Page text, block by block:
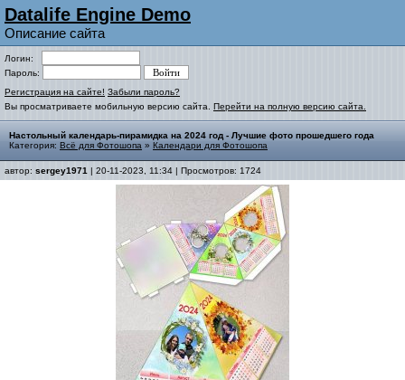
Datalife Engine Demo
Описание сайта
Логин:
Пароль:
Регистрация на сайте! Забыли пароль?
Вы просматриваете мобильную версию сайта. Перейти на полную версию сайта.
Настольный календарь-пирамидка на 2024 год - Лучшие фото прошедшего года
Категория: Всё для Фотошопа » Календари для Фотошопа
автор: sergey1971 | 20-11-2023, 11:34 | Просмотров: 1724